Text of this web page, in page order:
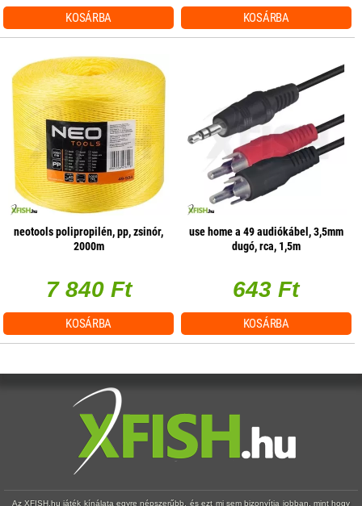
KOSÁRBA KOSÁRBA
neotools polipropilén, pp, zsinór,
2000m
7 840 Ft
KOSÁRBA
use home a 49 audiókábel, 3,5mm
dugó, rca, 1,5m
643 Ft
KOSÁRBA
Az XFISH.hu játék kínálata egyre népszerűbb, és ezt mi sem bizonyítja jobban, mint hogy